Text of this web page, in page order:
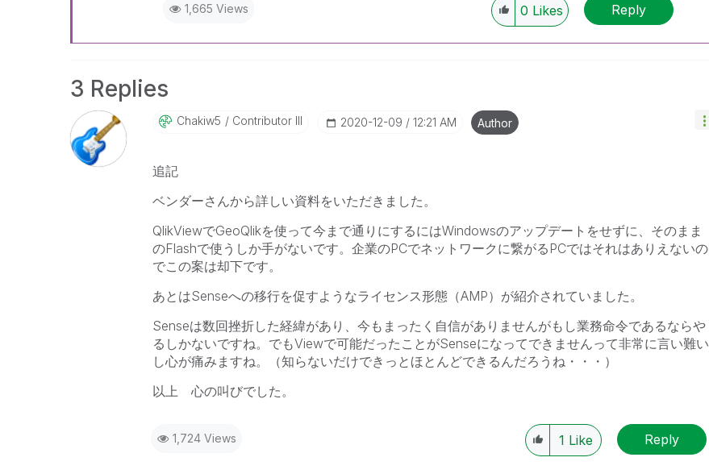
1,665 Views 0 Likes Reply
3 Replies
Chakiw5 Contributor III ‎2020-12-09 12:21 AM Author
追記
ベンダーさんから詳しい資料をいただきました。
QlikViewでGeoQlikを使って今まで通りにするにはWindowsのアップデートをせずに、そのまま
のFlashで使うしか手がないです。企業のPCでネットワークに繋がるPCではそれはありえないの
でこの案は却下です。
あとはSenseへの移行を促すようなライセンス形態（AMP）が紹介されていました。
Senseは数回挫折した経緯があり、今もまったく自信がありませんがもし業務命令であるならや
るしかないですね。でもViewで可能だったことがSenseになってできませんって非常に言い難い
し心が痛みますね。（知らないだけできっとほとんどできるんだろうね・・・）
以上 心の叫びでした。
1,724 Views 1 Like Reply